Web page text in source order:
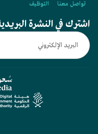
تواصل معنا
التوظيف
اشترك في النشرة